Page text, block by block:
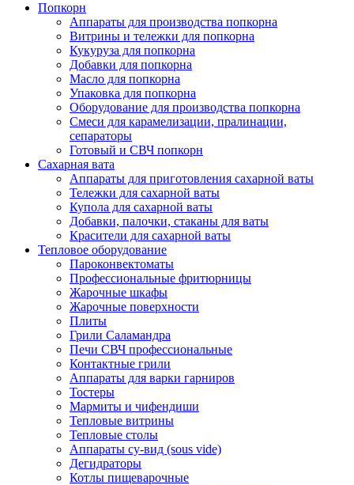
Попкорн
Аппараты для производства попкорна
Витрины и тележки для попкорна
Кукуруза для попкорна
Добавки для попкорна
Масло для попкорна
Упаковка для попкорна
Оборудование для производства попкорна
Смеси для карамелизации, пралинации,
сепараторы
Готовый и СВЧ попкорн
Сахарная вата
Аппараты для приготовления сахарной ваты
Тележки для сахарной ваты
Купола для сахарной ваты
Добавки, палочки, стаканы для ваты
Красители для сахарной ваты
Тепловое оборудование
Пароконвектоматы
Профессиональные фритюрницы
Жарочные шкафы
Жарочные поверхности
Плиты
Грили Саламандра
Печи СВЧ профессиональные
Контактные грили
Аппараты для варки гарниров
Тостеры
Мармиты и чифендиши
Тепловые витрины
Тепловые столы
Аппараты су-вид (sous vide)
Дегидраторы
Котлы пищеварочные